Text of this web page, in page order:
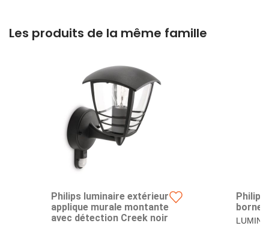
Les produits de la même famille
Philips luminaire extérieur
applique murale montante
avec détection Creek noir
borne